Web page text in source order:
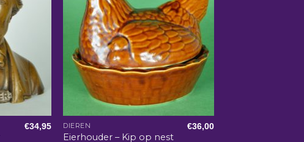
€34,95 DIEREN
Eierhouder – Kip op nest
€36,00